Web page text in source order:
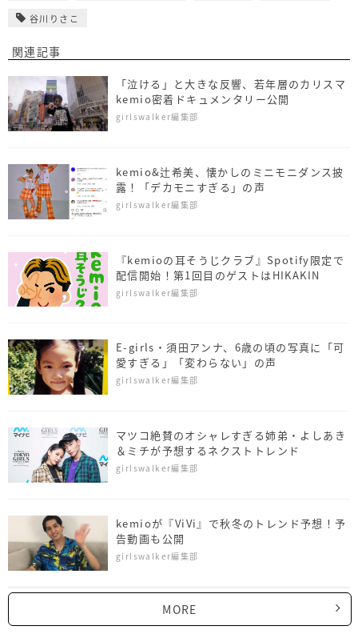
谷川りさこ
関連記事
「泣ける」と大きな反響、若年層のカリスマ
kemio密着ドキュメンタリー公開
girlswalker編集部
kemio&辻希美、懐かしのミニモニダンス披
露！「デカモニすぎる」の声
girlswalker編集部
『kemioの耳そうじクラブ』Spotify限定で
配信開始！第1回目のゲストはHIKAKIN
girlswalker編集部
E-girls・須田アンナ、6歳の頃の写真に「可
愛すぎる」「変わらない」の声
girlswalker編集部
マツコ絶賛のオシャレすぎる姉弟・よしあき
＆ミチが予想するネクストトレンド
girlswalker編集部
kemioが『ViVi』で秋冬のトレンド予想！予
告動画も公開
girlswalker編集部
MORE